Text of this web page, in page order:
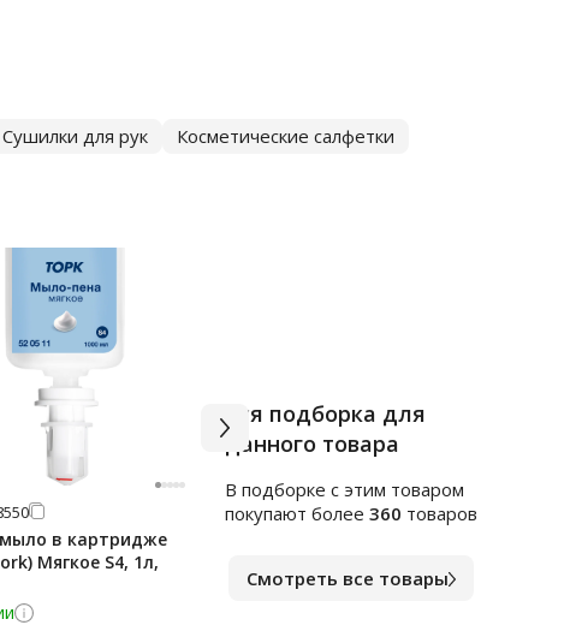
Сушилки для рук
Косметические салфетки
в картридже
Мягкое S4, 1л,
Арт.к1564553
сложения, 100 листов, С-89
Вся подборка для
данного товара
В подборке c этим товаром
покупают более 360 товаров
Смотреть все товары